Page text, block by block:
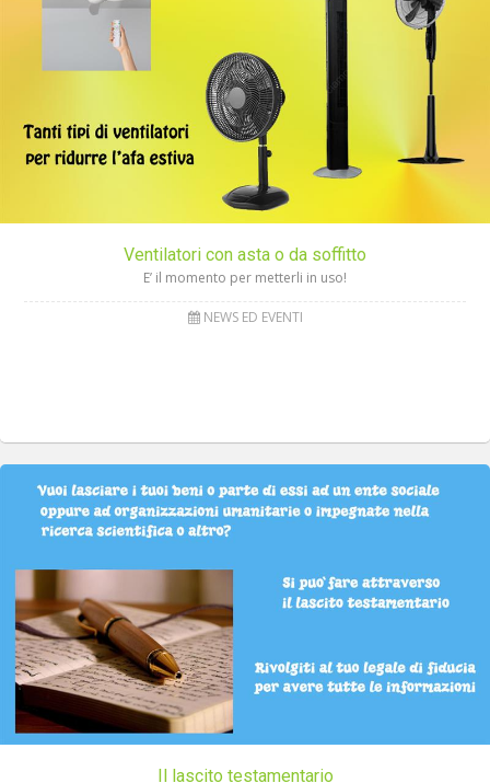
Ventilatori con asta o da soffitto
E’ il momento per metterli in uso!
NEWS ED EVENTI
Il lascito testamentario